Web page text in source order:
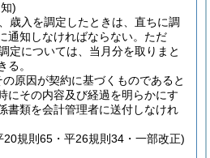
)
歳入を調定したときは、直ちに調
通知しなければならない。 ただ
定については、当月分を取りまと
る。
原因が契約に基づくものであると
にその内容及び経過を明らかにす
書類を会計管理者に送付しなけれ
規則65・平26規則34・一部改正)